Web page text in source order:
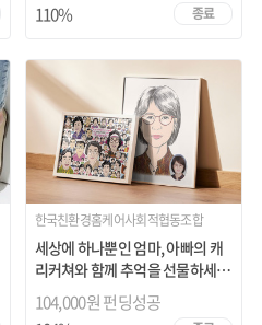
종료
110%
한국친환경홈케어사회적협동조합
세상에 하나뿐인 엄마, 아빠의 캐
리커쳐와 함께 추억을 선물하세
요!
104,000원 펀딩성공